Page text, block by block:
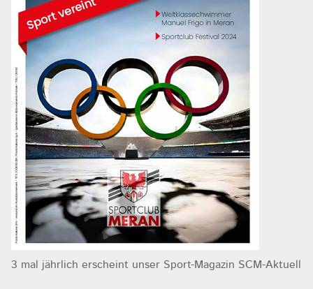
3 mal jährlich erscheint unser Sport-Magazin SCM-Aktuell